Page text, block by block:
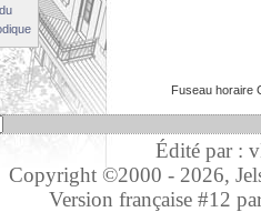
Fuseau horaire
Édité par :
Copyright ©2000 - 2026,
Version française #12